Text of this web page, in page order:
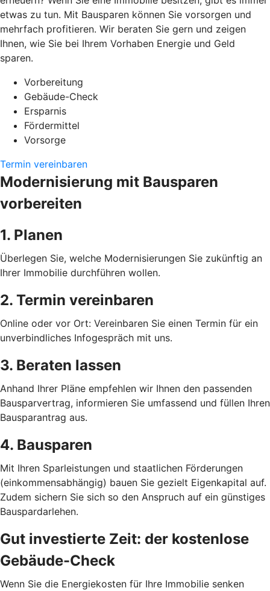
etwas zu tun. Mit Bausparen können Sie vorsorgen und
mehrfach profitieren. Wir beraten Sie gern und zeigen
Ihnen, wie Sie bei Ihrem Vorhaben Energie und Geld
sparen.
Vorbereitung
Gebäude-Check
Ersparnis
Fördermittel
Vorsorge
Termin vereinbaren
Modernisierung mit Bausparen
vorbereiten
1. Planen
Überlegen Sie, welche Modernisierungen Sie zukünftig an
Ihrer Immobilie durchführen wollen.
2. Termin vereinbaren
Online oder vor Ort: Vereinbaren Sie einen Termin für ein
unverbindliches Infogespräch mit uns.
3. Beraten lassen
Anhand Ihrer Pläne empfehlen wir Ihnen den passenden
Bausparvertrag, informieren Sie umfassend und füllen Ihren
Bausparantrag aus.
4. Bausparen
Mit Ihren Sparleistungen und staatlichen Förderungen
(einkommensabhängig) bauen Sie gezielt Eigenkapital auf.
Zudem sichern Sie sich so den Anspruch auf ein günstiges
Bauspardarlehen.
Gut investierte Zeit: der kostenlose
Gebäude-Check
Wenn Sie die Energiekosten für Ihre Immobilie senken